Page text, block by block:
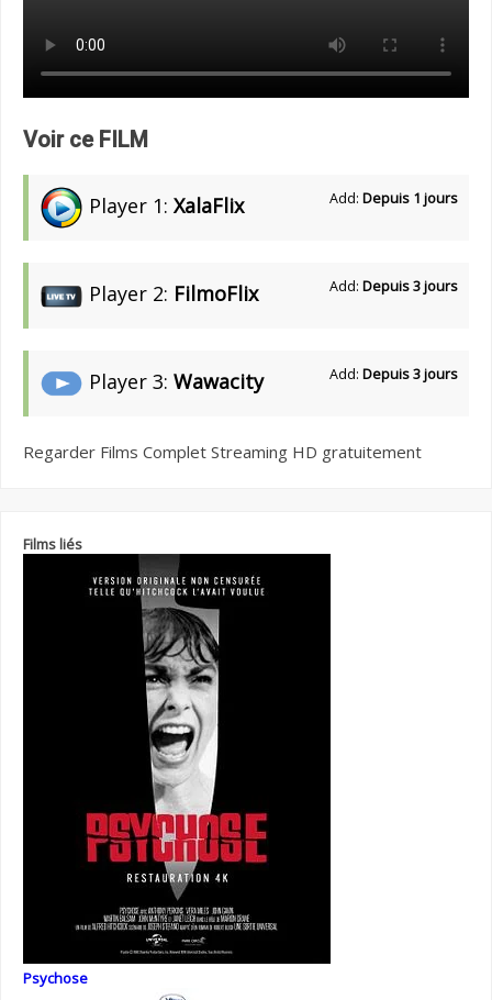
Voir ce FILM
Player 1: XalaFlix Add: Depuis 1 jours
Player 2: FilmoFlix Add: Depuis 3 jours
Player 3: Wawacity Add: Depuis 3 jours
Regarder Films Complet Streaming HD gratuitement
Films liés
Psychose